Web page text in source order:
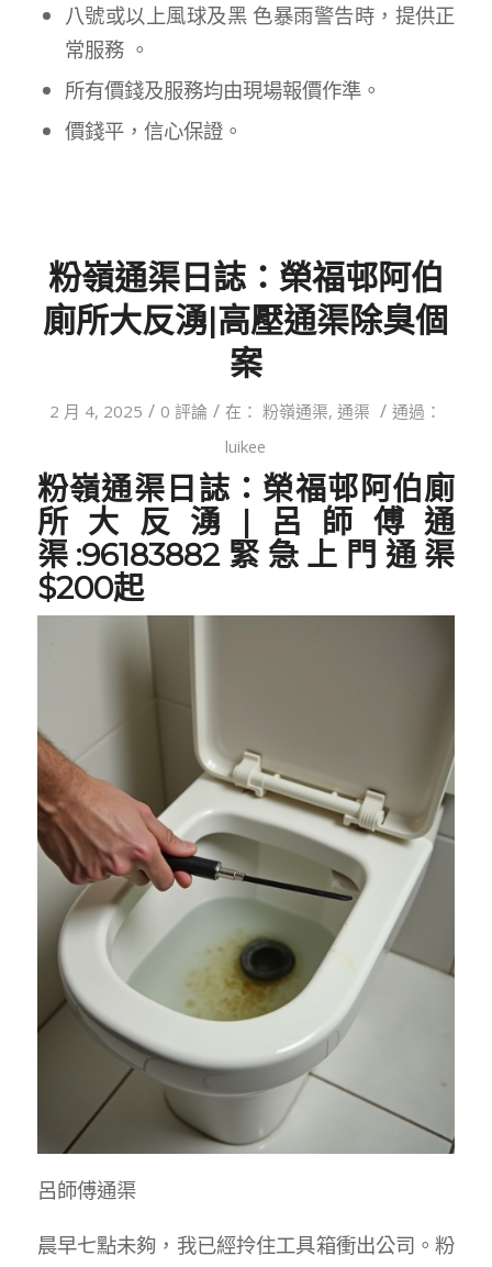
八號或以上風球及黑 色暴雨警告時，提供正
常服務 。
所有價錢及服務均由現場報價作準。
價錢平，信心保證。
粉嶺通渠日誌：榮福邨阿伯
廁所大反湧|高壓通渠除臭個
案
2 月 4, 2025 / 0 評論 / 在：粉嶺通渠,通渠 / 通過：
luikee
粉嶺通渠日誌：榮福邨阿伯廁
所大反湧
|呂師傅通
渠:96183882緊急上門通渠
$200起
呂師傅通渠
晨早七點未夠，我已經拎住工具箱衝出公司。粉